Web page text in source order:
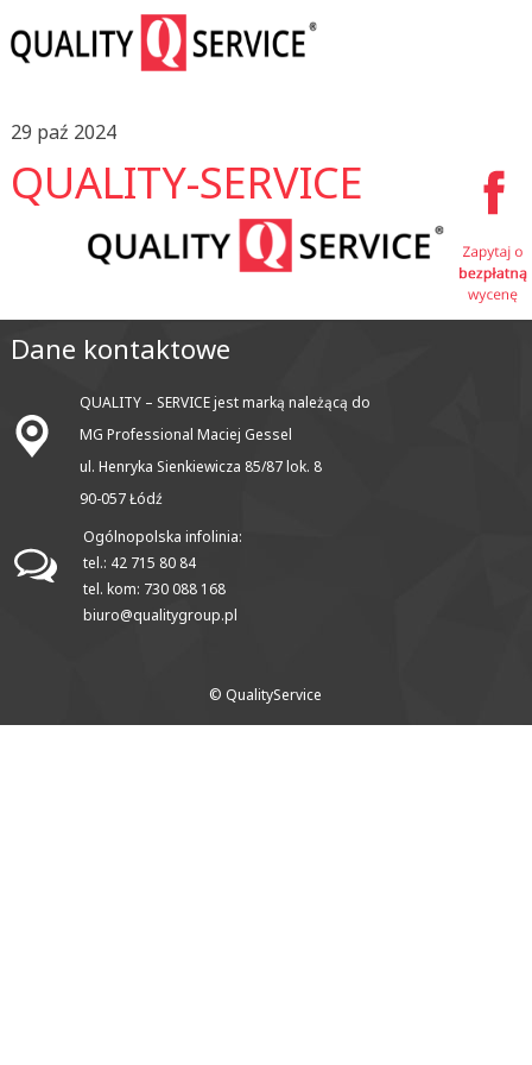
29 paź 2024
QUALITY-SERVICE
Dane kontaktowe
QUALITY – SERVICE jest marką należącą do
MG Professional Maciej Gessel
ul. Henryka Sienkiewicza 85/87 lok. 8
90-057 Łódź
Ogólnopolska infolinia:
tel.: 42 715 80 84
tel. kom: 730 088 168
biuro@qualitygroup.pl
© QualityService